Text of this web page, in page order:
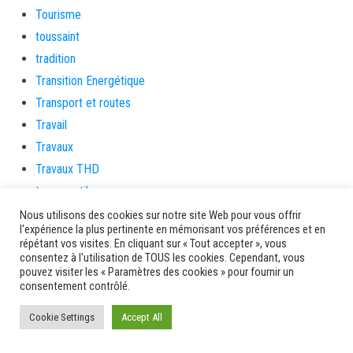
Tourisme
toussaint
tradition
Transition Energétique
Transport et routes
Travail
Travaux
Travaux THD
travaux utiles
TSUNAMI
TZCLD
uncategorized
Venir en Martinique
Video
vidététladjéko
Nous utilisons des cookies sur notre site Web pour vous offrir
l'expérience la plus pertinente en mémorisant vos préférences et en
répétant vos visites. En cliquant sur « Tout accepter », vous
consentez à l'utilisation de TOUS les cookies. Cependant, vous
pouvez visiter les « Paramètres des cookies » pour fournir un
consentement contrôlé.
Cookie Settings Accept All